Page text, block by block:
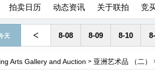
拍卖日历 动态资讯 关于联拍 竞
天 < 8-08 8-09 8-10
Arts Gallery and Auction > 亚洲艺术品 （二）